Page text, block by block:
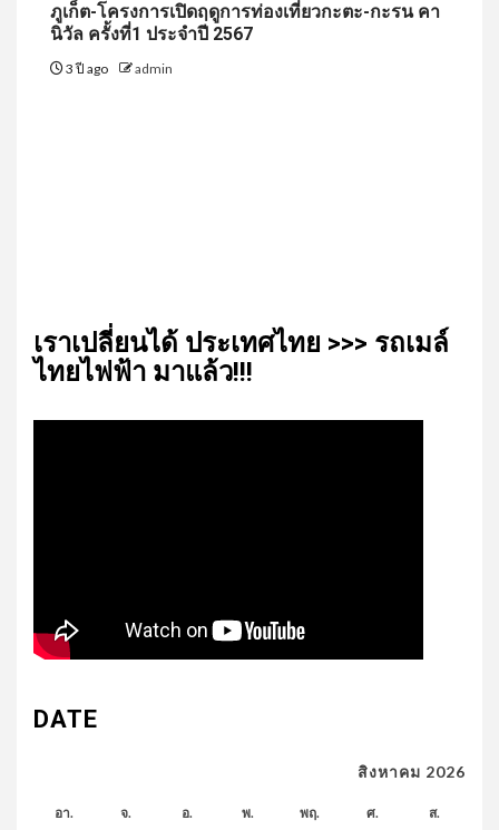
ภูเก็ต-โครงการเปิดฤดูการท่องเที่ยวกะตะ-กะรน คา
นิวัล ครั้งที่1 ประจำปี 2567
3 ปี ago admin
เรา​เปลี่ยน​ได้​ ประเทศ​ไทย​ >>> รถเมล์​
ไทย​ไฟฟ้า​ มาแล้ว!!!
DATE
สิงหาคม 2026
อา. จ. อ. พ. พฤ. ศ. ส.